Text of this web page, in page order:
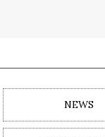
NEWS